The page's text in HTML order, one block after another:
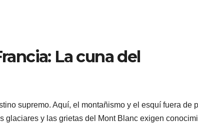
La cuna del
supremo. Aquí, el montañismo y el esquí fuera de
y las grietas del Mont Blanc exigen